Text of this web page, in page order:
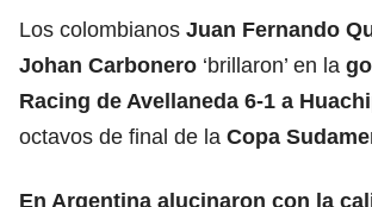
Los colombianos Juan Fernando
Johan Carbonero ‘brillaron’ en la
Racing de Avellaneda 6-1 a
octavos de final de la Copa
En Argentina alucinaron con la